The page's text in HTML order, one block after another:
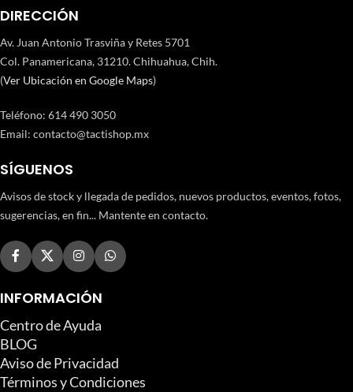
DIRECCIÓN
Av. Juan Antonio Trasviña y Retes 5701
Col. Panamericana, 31210. Chihuahua, Chih.
(Ver Ubicación en Google Maps)
Teléfono: 614 490 3050
Email: contacto@tactishop.mx
SÍGUENOS
Avisos de stock y llegada de pedidos, nuevos productos, eventos, fotos,
sugerencias, en fin... Mantente en contacto.
INFORMACIÓN
Centro de Ayuda
BLOG
Aviso de Privacidad
Términos y Condiciones